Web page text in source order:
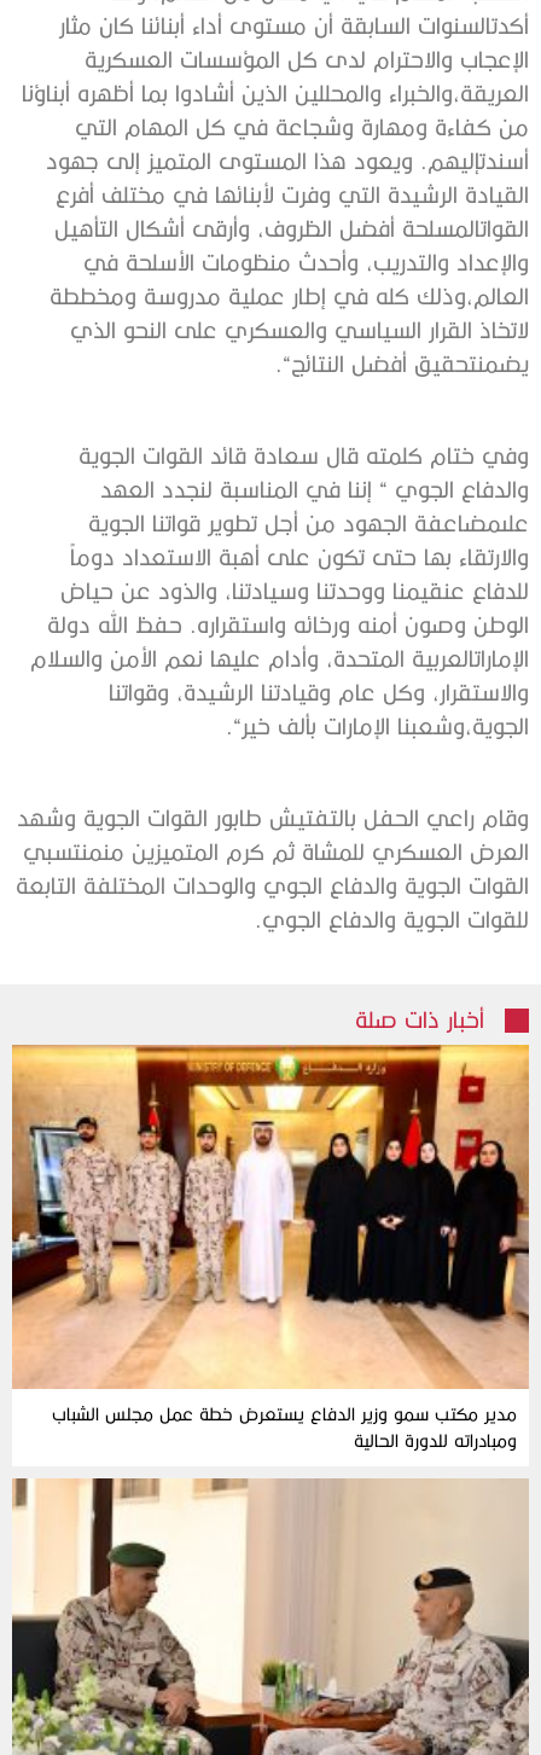
أكدتالسنوات السابقة أن مستوى أداء أبنائنا كان مثار
الإعجاب والاحترام لدى كل المؤسسات العسكرية
العريقة،والخبراء والمحللين الذين أشادوا بما أظهره أبناؤنا
من كفاءة ومهارة وشجاعة في كل المهام التي
أسندتإليهم ويعود هذا المستوى المتميز إلى جهود
القيادة الرشيدة التي وفرت لأبنائها في مختلف أفرع
القواتالمسلحة أفضل الظروف، وأرقى أشكال التأهيل
والإعداد والتدريب، وأحدث منظومات الأسلحة في
العالم،وذلك كله في إطار عملية مدروسة ومخططة
لاتخاذ القرار السياسي والعسكري على النحو الذي
يضمنتحقيق أفضل النتائج“.
وفي ختام كلمته قال سعادة قائد القوات الجوية
والدفاع الجوي “ إننا في المناسبة لنجدد العهد
علىمضاعفة الجهود من أجل تطوير قواتنا الجوية
والارتقاء بها حتى تكون على أهبة الاستعداد دوماً
للدفاع عنقيمنا ووحدتنا وسيادتنا، والذود عن حياض
الوطن وصون أمنه ورخائه واستقراره حفظ الله دولة
الإماراتالعربية المتحدة، وأدام عليها نعم الأمن والسلام
والاستقرار، وكل عام وقيادتنا الرشيدة، وقواتنا
الجوية،وشعبنا الإمارات بألف خير“.
وقام راعي الحفل بالتفتيش طابور القوات الجوية وشهد
العرض العسكري للمشاة ثم كرم المتميزين منمنتسبي
القوات الجوية والدفاع الجوي والوحدات المختلفة التابعة
للقوات الجوية والدفاع الجوي
أخبار ذات صلة
مدير مكتب سمو وزير الدفاع يستعرض خطة عمل مجلس الشباب
ومبادراته للدورة الحالية